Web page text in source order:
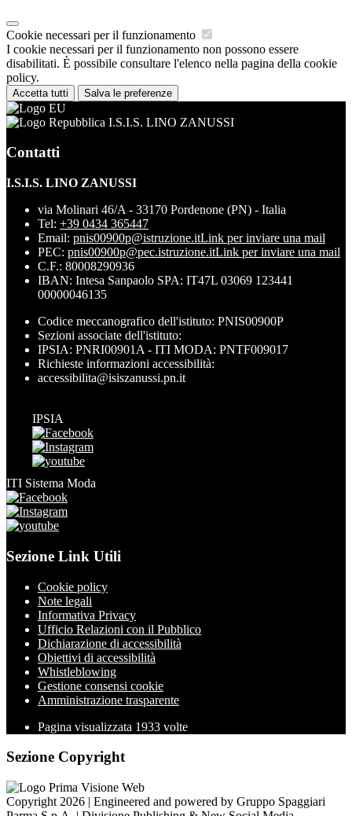
Cookie necessari per il funzionamento
I cookie necessari per il funzionamento non possono essere
disabilitati. È possibile consultare l'elenco nella pagina della cookie
policy.
Accetta tutti Salva le preferenze
I.S.I.S. LINO ZANUSSI
Contatti
I.S.I.S. LINO ZANUSSI
via Molinari 46/A - 33170 Pordenone (PN) - Italia
Tel: +39 0434 365447
Email: pnis00900p@istruzione.itLink per inviare una mail
PEC: pnis00900p@pec.istruzione.itLink per inviare una mail
C.F.: 80008290936
IBAN: Intesa Sanpaolo SPA: IT47L 03069 123441
00000046135
Codice meccanografico dell'istituto: PNIS00900P
Sezioni associate dell'istituto:
IPSIA: PNRI00901A - ITI MODA: PNTF009017
Richieste informazioni accessibilità:
accessibilita@isiszanussi.pn.it
IPSIA
ITI Sistema Moda
Sezione Link Utili
Cookie policy
Note legali
Informativa Privacy
Ufficio Relazioni con il Pubblico
Dichiarazione di accessibilità
Obiettivi di accessibilità
Whistleblowing
Gestione consensi cookie
Amministrazione trasparente
Pagina visualizzata 1933 volte
Sezione Copyright
Copyright 2026 | Engineered and powered by Gruppo Spaggiari